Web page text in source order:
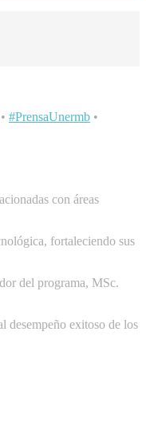
• #PrensaUnermb •
con áreas
fortaleciendo sus
del programa, MSc.
desempeño exitoso de los